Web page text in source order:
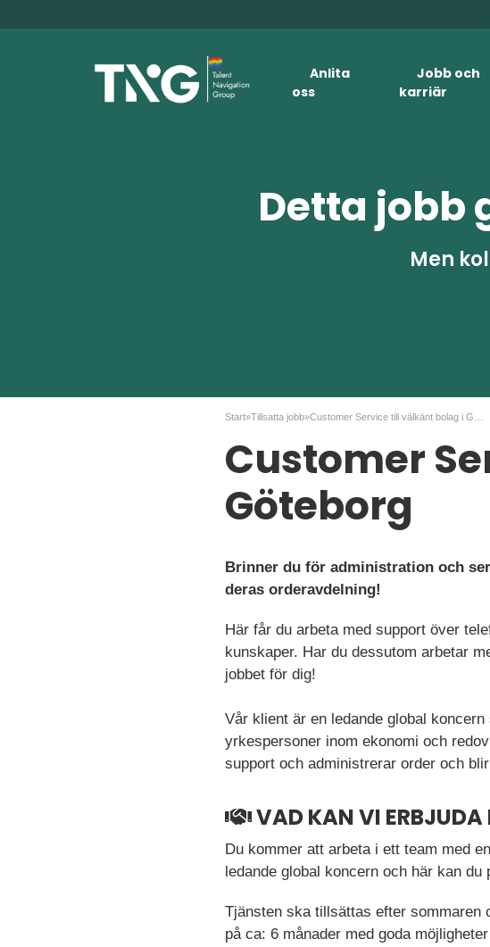
Anlita
oss
Jobb och
karriär
Detta jobb
Men
Start»Tillsatta jobb»
Customer
Göteborg
Brinner du för administration och
deras orderavdelning!
Här får du arbeta med support över
kunskaper. Har du dessutom arbetar
jobbet för dig!
Vår klient är en ledande global
yrkespersoner inom ekonomi och
support och administrerar order och
VAD KAN VI ERBJUDA
Du kommer att arbeta i ett team med
ledande global koncern och här kan
Tjänsten ska tillsättas efter sommaren
på ca: 6 månader med goda